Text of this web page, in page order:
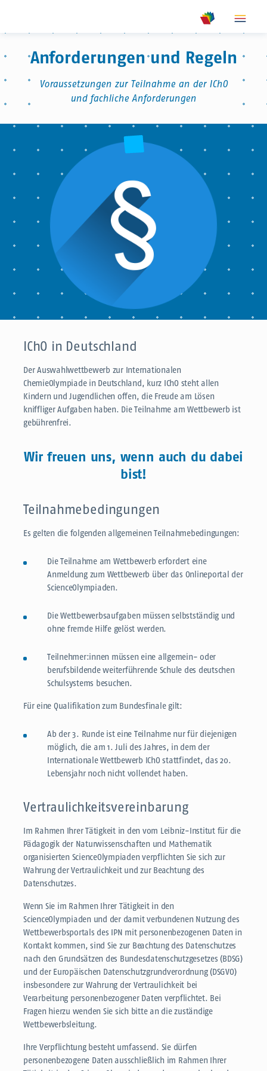
show meta
Anforderungen und Regeln
Voraussetzungen zur Teilnahme an der IChO
und fachliche Anforderungen
IChO in Deutschland
Der Auswahlwettbewerb zur Internationalen
ChemieOlympiade in Deutschland, kurz IChO steht allen
Kindern und Jugendlichen offen, die Freude am Lösen
kniffliger Aufgaben haben. Die Teilnahme am Wettbewerb ist
gebührenfrei.
Wir freuen uns, wenn auch du dabei
bist!
Teilnahmebedingungen
Es gelten die folgenden allgemeinen Teilnahmebedingungen:
Die Teilnahme am Wettbewerb erfordert eine
Anmeldung zum Wettbewerb über das Onlineportal der
ScienceOlympiaden.
Die Wettbewerbsaufgaben müssen selbstständig und
ohne fremde Hilfe gelöst werden.
Teilnehmer:innen müssen eine allgemein- oder
berufsbildende weiterführende Schule des deutschen
Schulsystems besuchen.
Für eine Qualifikation zum Bundesfinale gilt:
Ab der 3. Runde ist eine Teilnahme nur für diejenigen
möglich, die am 1. Juli des Jahres, in dem der
Internationale Wettbewerb IChO stattfindet, das 20.
Lebensjahr noch nicht vollendet haben.
Vertraulichkeitsvereinbarung
Im Rahmen Ihrer Tätigkeit in den vom Leibniz-Institut für die
Pädagogik der Naturwissenschaften und Mathematik
organisierten ScienceOlympiaden verpflichten Sie sich zur
Wahrung der Vertraulichkeit und zur Beachtung des
Datenschutzes.
Wenn Sie im Rahmen Ihrer Tätigkeit in den
ScienceOlympiaden und der damit verbundenen Nutzung des
Wettbewerbsportals des IPN mit personenbezogenen Daten in
Kontakt kommen, sind Sie zur Beachtung des Datenschutzes
nach den Grundsätzen des Bundesdatenschutzgesetzes (BDSG)
und der Europäischen Datenschutzgrundverordnung (DSGVO)
insbesondere zur Wahrung der Vertraulichkeit bei
Verarbeitung personenbezogener Daten verpflichtet. Bei
Fragen hierzu wenden Sie sich bitte an die zuständige
Wettbewerbsleitung.
Ihre Verpflichtung besteht umfassend. Sie dürfen
personenbezogene Daten ausschließlich im Rahmen Ihrer